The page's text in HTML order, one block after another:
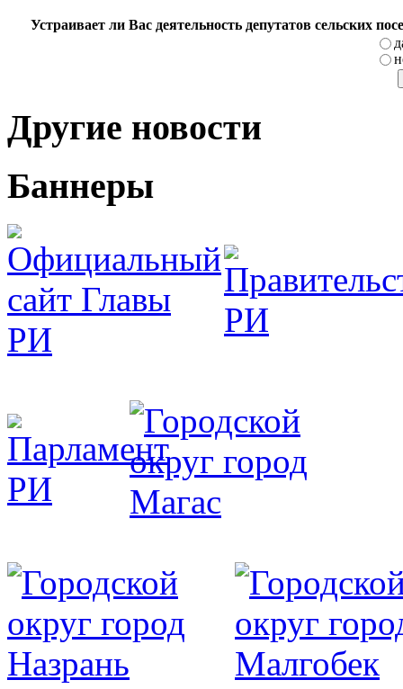
Устраивает ли Вас деятельность депутатов сельских
Другие новости
Баннеры